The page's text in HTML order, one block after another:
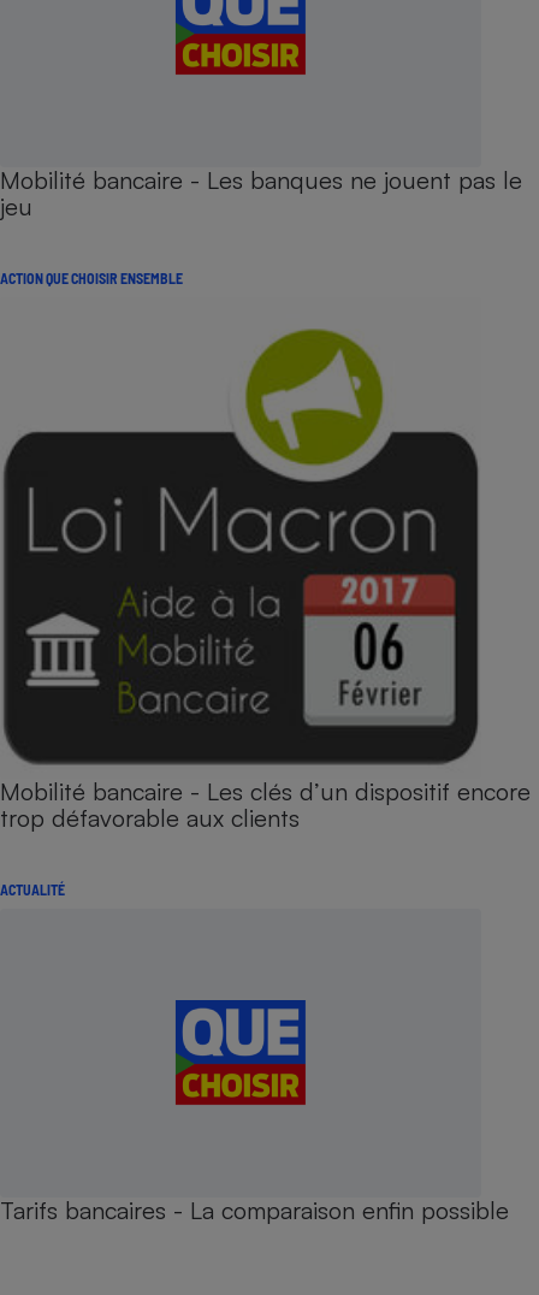
Mobilité bancaire - Les banques ne jouent pas le
jeu
ACTION QUE CHOISIR ENSEMBLE
Mobilité bancaire - Les clés d’un dispositif encore
trop défavorable aux clients
ACTUALITÉ
Tarifs bancaires - La comparaison enfin possible